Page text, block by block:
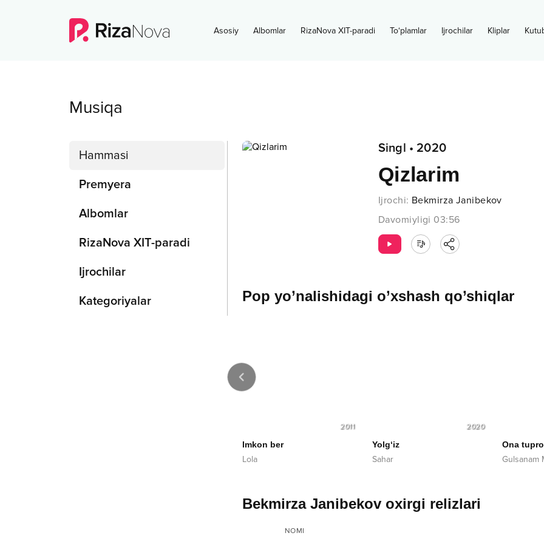
Asosiy Albomlar RizaNova XIT-paradi To‘plamlar Ijrochilar Kliplar
Musiqa
Hammasi
Premyera
Albomlar
RizaNova XIT-paradi
Ijrochilar
Kategoriyalar
Singl • 2020
Qizlarim
Ijrochi: Bekmirza Janibekov
Davomiyligi 03:56
Pop yo’nalishidagi o’xshash qo’shiqlar
Gulsanam Mamazoitova
Bekmirza Janibekov oxirgi relizlari
NOMI